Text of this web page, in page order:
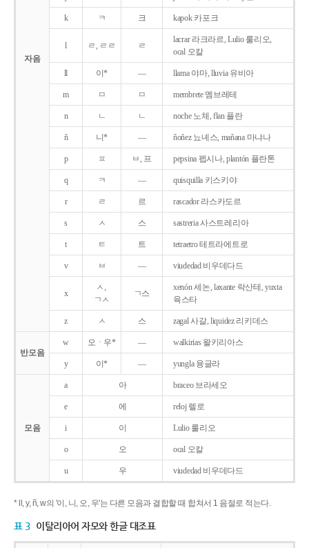
자음
k ㅋ 크 kapok 카포크
l ㄹ, ㄹㄹ ㄹ
lacrar 라크라르, Lulio 룰리오,
ocal 오칼
ll 이* ― llama 야마, lluvia 유비아
m ㅁ ㅁ membrete 멤브레테
n ㄴ ㄴ noche 노체, flan 플란
ñ 니* ― ñoñez 뇨녜스, mañana 마냐나
p ㅍ ㅂ, 프 pepsina 펩시나, plantón 플란톤
q ㅋ ― quisquilla 키스키야
r ㄹ 르 rascador 라스카도르
s ㅅ 스 sastreria 사스트레리아
t ㅌ 트 tetraetro 테트라에트로
v ㅂ ― viudedad 비우데다드
x
ㅅ,
ㄱㅅ
ㄱ스
xenón 세논, laxante 락산테, yuxta
육스타
z ㅅ 스 zagal 사갈, liquidez 리키데스
반모음
w 오ㆍ우* ― walkirias 왈키리아스
y 이* ― yungla 융글라
모음
a 아 braceo 브라세오
e 에 reloj 렐로
i 이 Lulio 룰리오
o 오 ocal 오칼
u 우 viudedad 비우데다드
* ll, y, ñ, w의 '이, 니, 오, 우'는 다른 모음과 결합할 때 합쳐서 1 음절로 적는다.
표 3 이탈리아어 자모와 한글 대조표